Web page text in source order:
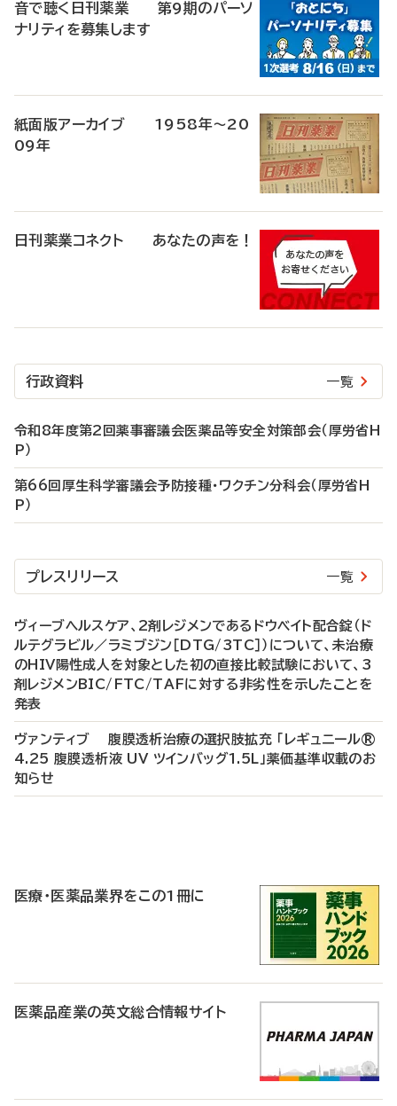
音で聴く日刊薬業 第9期のパーソ
ナリティを募集します
紙面版アーカイブ 1958年～20
09年
日刊薬業コネクト あなたの声を！
行政資料 一覧
令和8年度第2回薬事審議会医薬品等安全対策部会（厚労省H
P）
第66回厚生科学審議会予防接種・ワクチン分科会（厚労省H
P）
プレスリリース 一覧
ヴィーブヘルスケア、2剤レジメンであるドウベイト配合錠（ド
ルテグラビル／ラミブジン［DTG/3TC］）について、未治療
のHIV陽性成人を対象とした初の直接比較試験において、3
剤レジメンBIC/FTC/TAFに対する非劣性を示したことを
発表
ヴァンティブ 腹膜透析治療の選択肢拡充 「レギュニール®
4.25 腹膜透析液 UV ツインバッグ1.5L」薬価基準収載のお
知らせ
医療・医薬品業界をこの1冊に
医薬品産業の英文総合情報サイト